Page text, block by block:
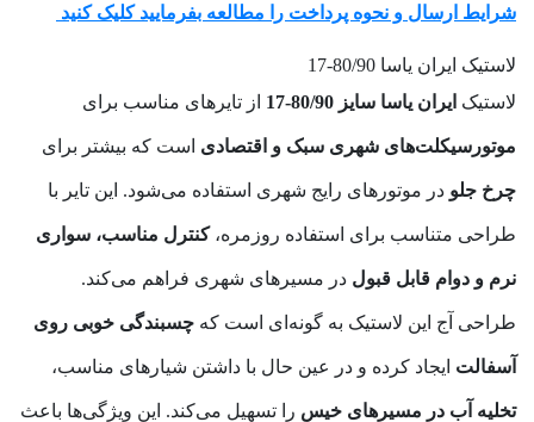
شرایط ارسال و نحوه پرداخت را مطالعه بفرمایید کلیک کنید
لاستیک ایران یاسا 80/90-17
لاستیک ایران یاسا سایز 80/90-17 از تایرهای مناسب برای
موتورسیکلت‌های شهری سبک و اقتصادی است که بیشتر برای
چرخ جلو در موتورهای رایج شهری استفاده می‌شود. این تایر با
طراحی متناسب برای استفاده روزمره،کنترل مناسب، سواری
نرم و دوام قابل قبول در مسیرهای شهری فراهم می‌کند.
طراحی آج این لاستیک به گونه‌ای است که چسبندگی خوبی روی
آسفالت ایجاد کرده و در عین حال با داشتن شیارهای مناسب،
تخلیه آب در مسیرهای خیس را تسهیل می‌کند. این ویژگی‌ها باعث